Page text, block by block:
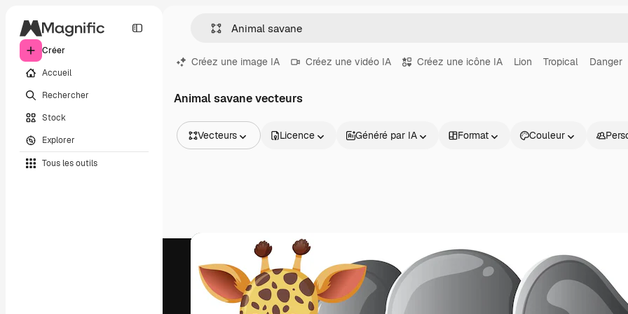
Créer
Accueil
Rechercher
Stock
Explorer
Tous les outils
Créez une image IA Créez une vidéo IA Créez une icône IA Lion Tropical Danger
Animal savane vecteurs
Vecteurs
Vidéos
Graphiques animés
Templates vidéos
Icônes
Modèles 3D
Licence Généré par IA Format Couleur
Commencer